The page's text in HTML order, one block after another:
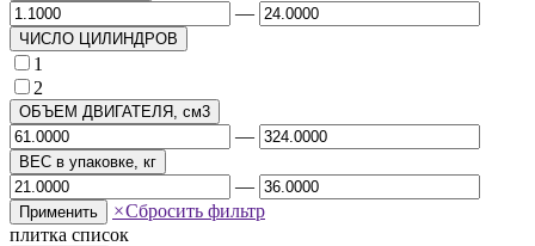
—
ЧИСЛО ЦИЛИНДРОВ
1
2
ОБЪЕМ ДВИГАТЕЛЯ, см3
—
ВЕС в упаковке, кг
—
Применить ×Сбросить фильтр
плитка список